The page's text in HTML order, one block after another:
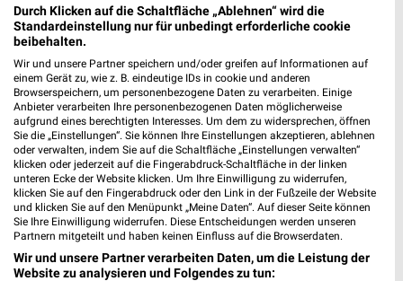
Gundelfinger Straße 9
79108 Freiburg
Heute 09:00 - 19:00 Uhr | Geöffnet
635,73 km • Angebote: 1 Prospekt
Fressnapf Emmendingen
Am Elzdamm 36
79312 Emmendingen
Heute 09:00 - 19:00 Uhr | Geöffnet
Durch Klicken auf die Schaltfläche „Ablehnen“ wird die
Standardeinstellung nur für unbedingt erforderliche cookie
beibehalten.
Wir und unsere Partner speichern und/oder greifen auf Informationen auf
einem Gerät zu, wie z. B. eindeutige IDs in cookie und anderen
Browserspeichern, um personenbezogene Daten zu verarbeiten. Einige
Anbieter verarbeiten Ihre personenbezogenen Daten möglicherweise
aufgrund eines berechtigten Interesses. Um dem zu widersprechen, öffnen
Sie die „Einstellungen“. Sie können Ihre Einstellungen akzeptieren, ablehnen
oder verwalten, indem Sie auf die Schaltfläche „Einstellungen verwalten“
klicken oder jederzeit auf die Fingerabdruck-Schaltfläche in der linken
unteren Ecke der Website klicken. Um Ihre Einwilligung zu widerrufen,
klicken Sie auf den Fingerabdruck oder den Link in der Fußzeile der Website
und klicken Sie auf den Menüpunkt „Meine Daten“. Auf dieser Seite können
Sie Ihre Einwilligung widerrufen. Diese Entscheidungen werden unseren
Partnern mitgeteilt und haben keinen Einfluss auf die Browserdaten.
Wir und unsere Partner verarbeiten Daten, um die Leistung der
Website zu analysieren und Folgendes zu tun: